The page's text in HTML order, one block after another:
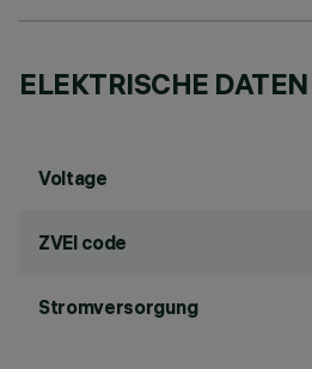
ELEKTRISCHE DATEN
Voltage
ZVEI code
Stromversorgung